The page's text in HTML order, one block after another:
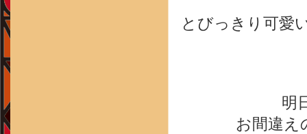
とびっきり可愛
明
お間違え